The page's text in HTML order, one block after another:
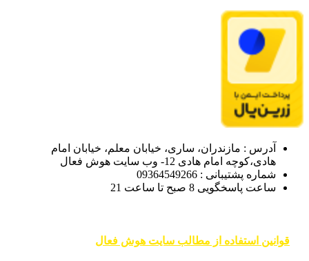
آدرس : مازندران، ساری، خیابان معلم، خیابان امام
هادی،کوچه امام هادی 12- وب سایت هوش فعال
شماره پشتیبانی : 09364549266
ساعت پاسخگویی 8 صبح تا ساعت 21
قوانین استفاده از مطالب سایت هوش فعال